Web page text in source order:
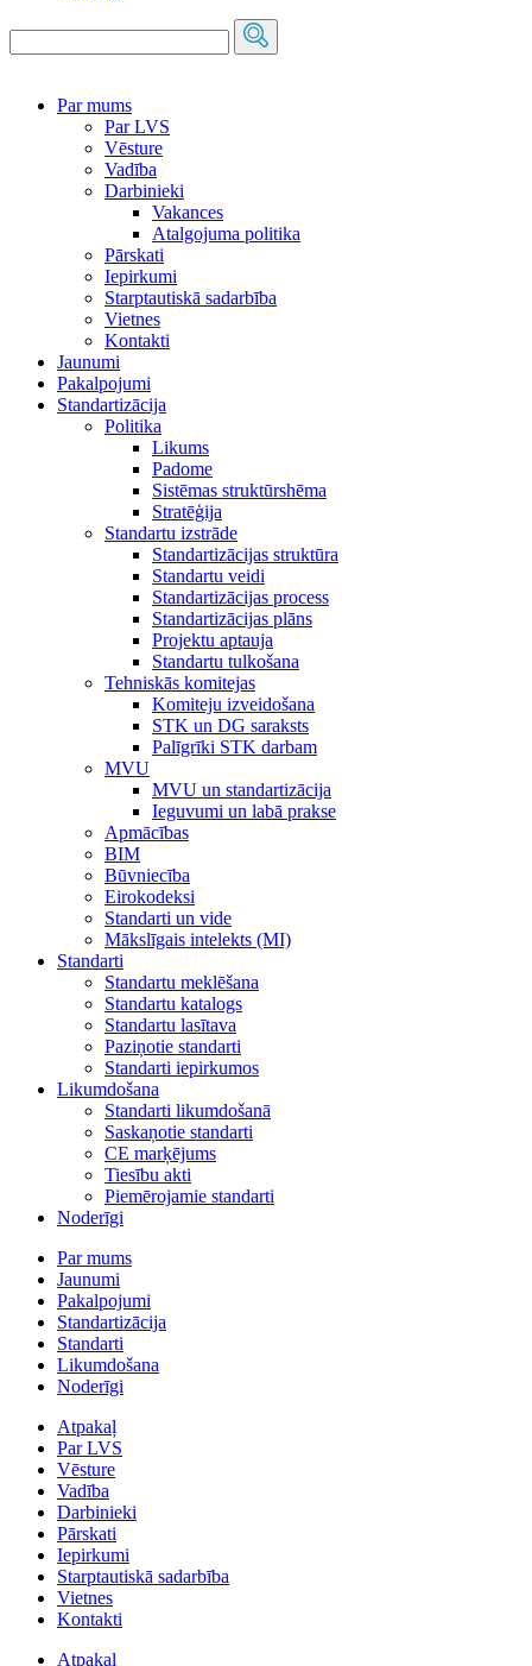
Par mums
Par LVS
Vēsture
Vadība
Darbinieki
Vakances
Atalgojuma politika
Pārskati
Iepirkumi
Starptautiskā sadarbība
Vietnes
Kontakti
Jaunumi
Pakalpojumi
Standartizācija
Politika
Likums
Padome
Sistēmas struktūrshēma
Stratēģija
Standartu izstrāde
Standartizācijas struktūra
Standartu veidi
Standartizācijas process
Standartizācijas plāns
Projektu aptauja
Standartu tulkošana
Tehniskās komitejas
Komiteju izveidošana
STK un DG saraksts
Palīgrīki STK darbam
MVU
MVU un standartizācija
Ieguvumi un labā prakse
Apmācības
BIM
Būvniecība
Eirokodeksi
Standarti un vide
Mākslīgais intelekts (MI)
Standarti
Standartu meklēšana
Standartu katalogs
Standartu lasītava
Paziņotie standarti
Standarti iepirkumos
Likumdošana
Standarti likumdošanā
Saskaņotie standarti
CE marķējums
Tiesību akti
Piemērojamie standarti
Noderīgi
Par mums
Jaunumi
Pakalpojumi
Standartizācija
Standarti
Likumdošana
Noderīgi
Atpakaļ
Par LVS
Vēsture
Vadība
Darbinieki
Pārskati
Iepirkumi
Starptautiskā sadarbība
Vietnes
Kontakti
Atpakaļ